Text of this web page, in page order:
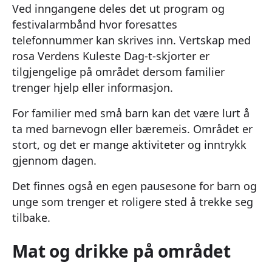
Ved inngangene deles det ut program og
festivalarmbånd hvor foresattes
telefonnummer kan skrives inn. Vertskap med
rosa Verdens Kuleste Dag-t-skjorter er
tilgjengelige på området dersom familier
trenger hjelp eller informasjon.
For familier med små barn kan det være lurt å
ta med barnevogn eller bæremeis. Området er
stort, og det er mange aktiviteter og inntrykk
gjennom dagen.
Det finnes også en egen pausesone for barn og
unge som trenger et roligere sted å trekke seg
tilbake.
Mat og drikke på området